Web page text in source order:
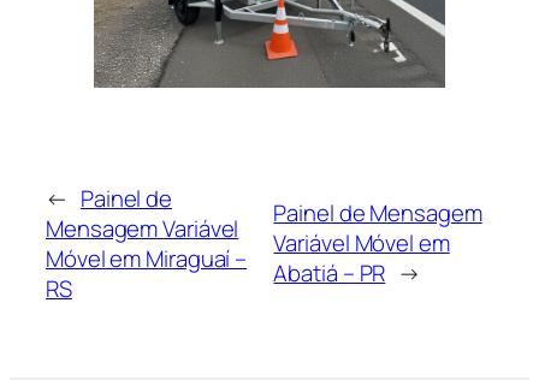
← Painel de
Mensagem Variável
Móvel em Miraguaí –
RS
Painel de Mensagem
Variável Móvel em
Abatiá – PR →